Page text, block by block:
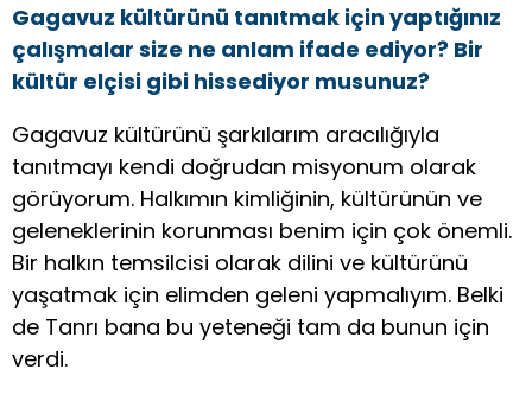
Gagavuz kültürünü tanıtmak için yaptığınız
çalışmalar size ne anlam ifade ediyor? Bir
kültür elçisi gibi hissediyor musunuz?
Gagavuz kültürünü şarkılarım aracılığıyla
tanıtmayı kendi doğrudan misyonum olarak
görüyorum. Halkımın kimliğinin, kültürünün ve
geleneklerinin korunması benim için çok önemli.
Bir halkın temsilcisi olarak dilini ve kültürünü
yaşatmak için elimden geleni yapmalıyım. Belki
de Tanrı bana bu yeteneği tam da bunun için
verdi.